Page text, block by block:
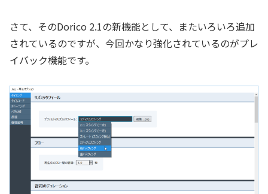
さて、そのDorico 2.1の新機能として、またいろいろ追加
されているのですが、今回かなり強化されているのがプレ
イバック機能です。